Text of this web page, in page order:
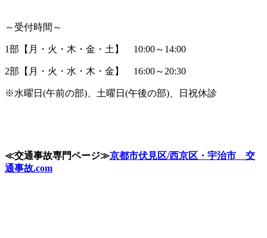
～受付時間～
1部【月・火・木・金・土】 10:00～14:00
2部【月・火・水・木・金】 16:00～20:30
※水曜日(午前の部)、土曜日(午後の部)、日祝休診
≪交通事故専門ページ≫京都市伏見区/西京区・宇治市 交
通事故.com